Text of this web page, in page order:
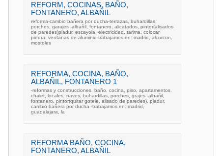
REFORM, COCINAS, BAÑO,
FONTANERO, ALBAÑIL
reforma-cambio bañera por ducha-terrazas, buhardillas,
porches, garajes -albañil, fontanero, alicatados, pintor(alisados
de paredes)pladur, escayola, electricidad, tarima, colocar
piedra, ventanas de aluminio-trabajamos en: madrid, alcorcon,
mostoles
REFORMA, COCINA, BAÑO,
ALBAÑIL, FONTANERO 1
-reformas y construcciones, baño, cocina, piso, apartamentos,
chalet, locales, naves, buhardillas, porches, grajes -albañil,
fontanero, pintor(quitar gotele, alisado de paredes), pladur,
cambio bañera por ducha -trabajamos en: madrid,
guadalajara, la
REFORMA BAÑO, COCINA,
FONTANERO, ALBAÑIL